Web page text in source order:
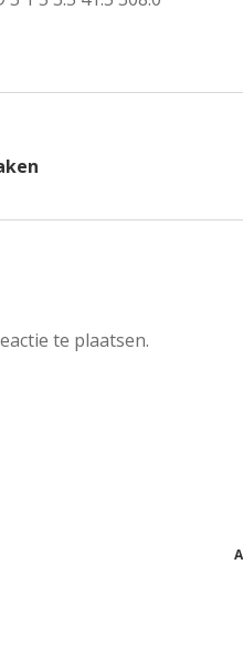
te plaatsen.